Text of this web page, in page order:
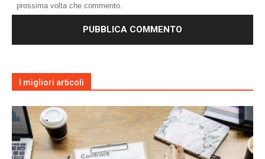
prossima volta che commento.
I migliori articoli